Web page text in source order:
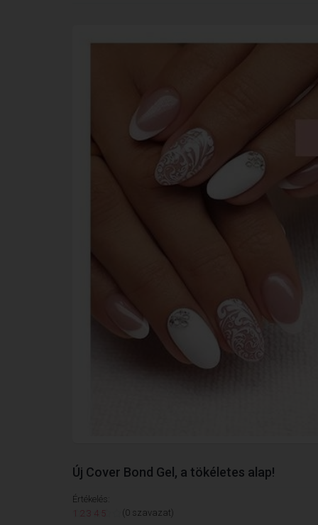
Új Cover Bond Gel, a tökéletes alap!
Értékelés:
1 2 3 4 5 (0 szavazat)